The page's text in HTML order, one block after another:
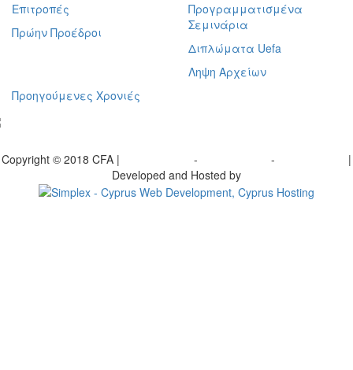
Επιτροπές
Πρώην Προέδροι
Προγραμματισμένα
Σεμινάρια
Διπλώματα Uefa
Ληψη Αρχείων
Προηγούμενες Χρονιές
Copyright © 2018 CFA | - -
|
Developed and Hosted by